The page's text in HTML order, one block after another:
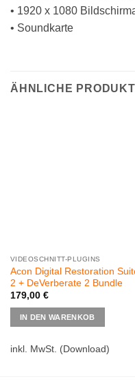
• 1920 x 1080
• Soundkarte
ÄHNLICHE
VIDEOSCHNITT-PLUGINS
Acon Digital Restoration
2 + DeVerberate 2 Bundle
179,00 €
IN DEN WARENKOB
inkl. MwSt. (Download)